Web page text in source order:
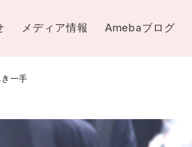
メディア情報 Amebaブログ
一手